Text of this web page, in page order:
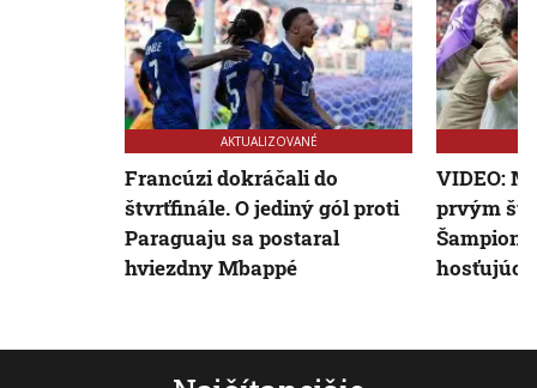
AKTUALIZOVANÉ
Francúzi dokráčali do
štvrťfinále. O jediný gól proti
Paraguaju sa postaral
hviezdny Mbappé
VIDEO:
prvým